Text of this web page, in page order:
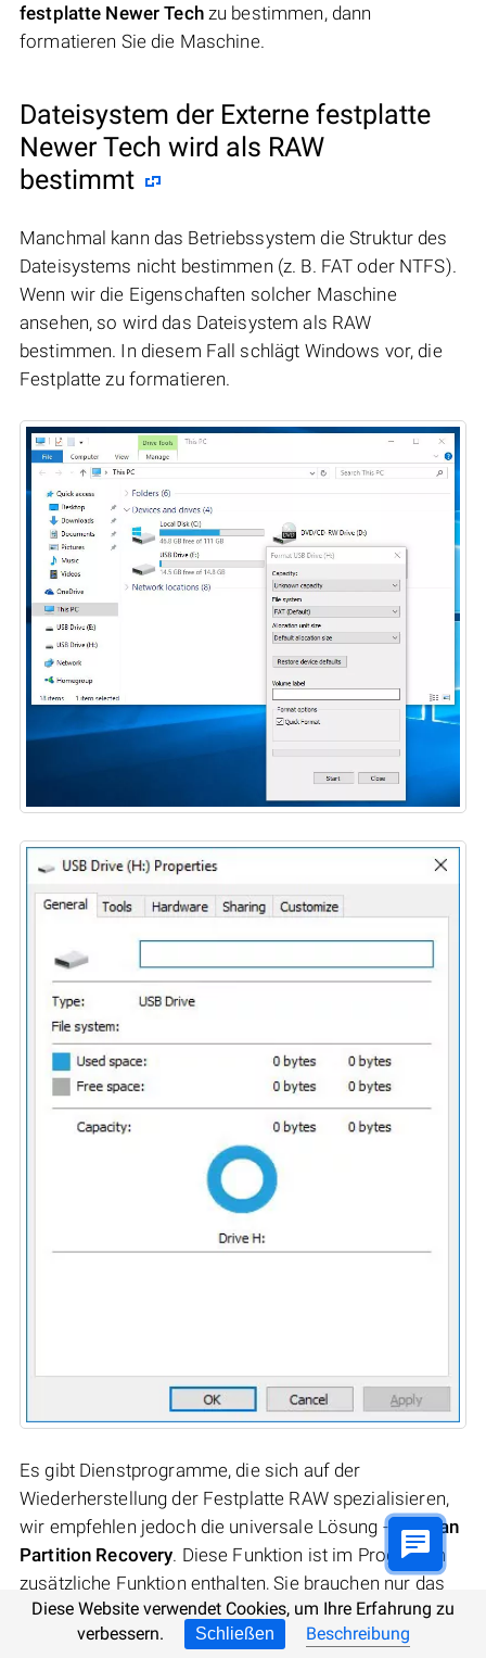
festplatte Newer Techzu bestimmen, dann
formatieren Sie die Maschine.
Dateisystem der Externe festplatte
Newer Tech wird als RAW
bestimmt
Manchmal kann das Betriebssystem die Struktur des
Dateisystems nicht bestimmen (z. B. FAT oder NTFS).
Wenn wir die Eigenschaften solcher Maschine
ansehen, so wird das Dateisystem als RAW
bestimmen. In diesem Fall schlägt Windows vor, die
Festplatte zu formatieren.
Es gibt Dienstprogramme, die sich auf der
Wiederherstellung der Festplatte RAW spezialisieren,
wir empfehlen jedoch die universale Lösung - Hetman
Partition Recovery. Diese Funktion ist im Programm
zusätzliche Funktion enthalten, Sie brauchen nur das
Programm und die Analyse solcher Festplatte starten.
Diese Website verwendet Cookies, um Ihre Erfahrung zu
verbessern.
Schließen Beschreibung